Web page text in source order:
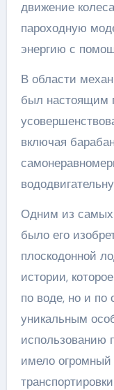
движение
пароходную
энергию с
В области
был настоящим
включая
Одним из
было его
плоскодонной
истории,
по воде, но и по
уникальным
использованию
имело огромный